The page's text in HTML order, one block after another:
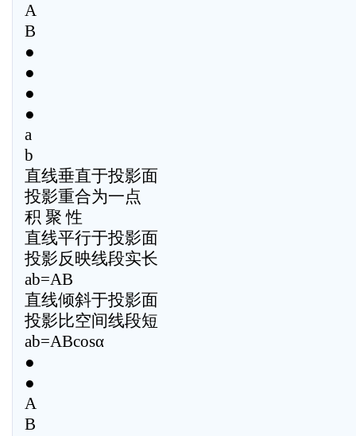
A
B
●
●
●
●
a
b
直线垂直于投影面
投影重合为一点
积 聚 性
直线平行于投影面
投影反映线段实长
ab=AB
直线倾斜于投影面
投影比空间线段短
ab=ABcosα
●
●
A
B